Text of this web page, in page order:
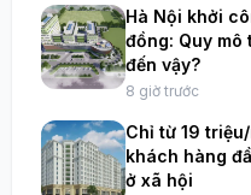
Hà Nội khởi
đồng: Quy mô
đến vậy?
8 giờ trước
Chỉ từ 19 triệu/
khách hàng
ở xã hội